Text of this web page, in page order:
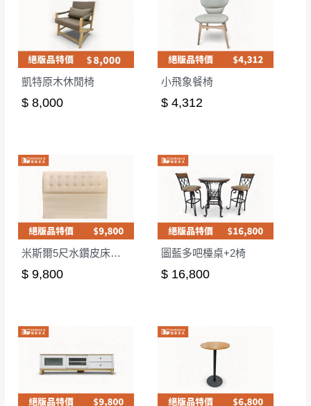
凱特原木休閒椅
$ 8,000
小飛象餐椅
$ 4,312
米斯爾5尺水鑽皮床頭片-皮版
$ 9,800
圖藍多吧檯桌+2椅
$ 16,800